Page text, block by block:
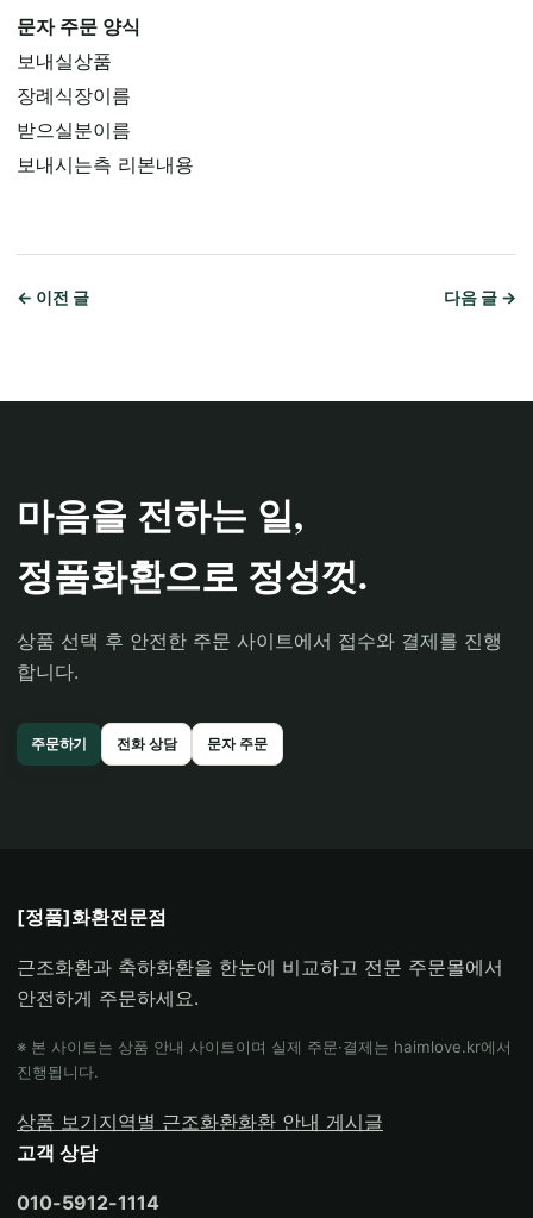
문자 주문 양식
보내실상품
장례식장이름
받으실분이름
보내시는측 리본내용
← 이전 글 다음 글 →
마음을 전하는 일,
정품화환으로 정성껏.
상품 선택 후 안전한 주문 사이트에서 접수와 결제를 진행
합니다.
주문하기 전화 상담 문자 주문
[정품]화환전문점
근조화환과 축하화환을 한눈에 비교하고 전문 주문몰에서
안전하게 주문하세요.
※ 본 사이트는 상품 안내 사이트이며 실제 주문·결제는 haimlove.kr에서
진행됩니다.
상품 보기지역별 근조화환화환 안내 게시글
고객 상담
010-5912-1114